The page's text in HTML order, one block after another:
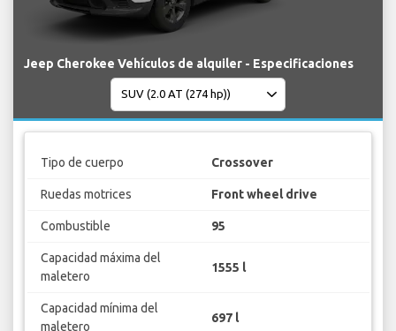
Jeep Cherokee Vehículos de alquiler - Especificaciones
Tipo de cuerpo Crossover
Ruedas motrices Front wheel drive
Combustible 95
Capacidad máxima del
maletero
1555 l
Capacidad mínima del
maletero
697 l